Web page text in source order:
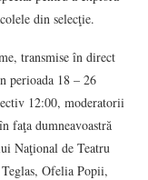
din selecţie.
transmise în direct
perioada 18 – 26
12:00, moderatorii
faţa dumneavoastră
Naţional de Teatru
Ofelia Popii,